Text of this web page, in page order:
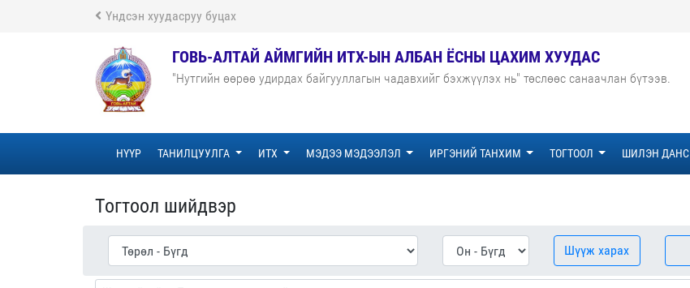
Үндсэн хуудасруу буцах
ГОВЬ-АЛТАЙ АЙМГИЙН ИТХ-ЫН АЛБАН ЁСНЫ ЦАХИМ ХУУДАС
"Нутгийн өөрөө удирдах байгууллагын чадавхийг бэхжүүлэх нь" төслөөс санаачлан бүтээв.
НҮҮР ТАНИЛЦУУЛГА ИТХ МЭДЭЭ МЭДЭЭЛЭЛ ИРГЭНИЙ ТАНХИМ ТОГТООЛ ШИЛЭН ДАНС
Тогтоол шийдвэр
Шүүж харах